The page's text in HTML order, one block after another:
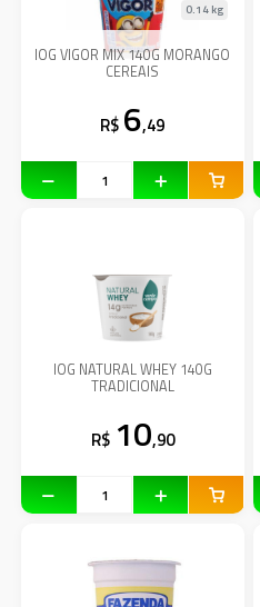
IOG VIGOR MIX 140G MORANGO
CEREAIS
0.14 kg
R$ 6,49
IOG NATURAL WHEY 140G
TRADICIONAL
R$ 10,90